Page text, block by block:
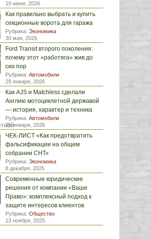
19 июня, 2026
Как правильно выбрать и купить
секционные ворота для гаража
Рубрика: Экономика
30 мая, 2026
Ford Transit второго поколения:
почему этот «работяга» жив до
сих пор
Рубрика: Автомобили
29 января, 2026
Как AJS и Matchless сделали
Англию мотоциклетной державой
— история, характер и техника
Рубрика: Автомобили
29 января, 2026
ЧЕК-ЛИСТ «Как предотвратить
фальсификации на общем
собрании СНТ»
Рубрика: Экономика
8 декабря, 2025
Современные юридические
решения от компании «Ваше
Право»: комплексный подход к
защите интересов клиентов
Рубрика: Общество
13 ноября, 2025